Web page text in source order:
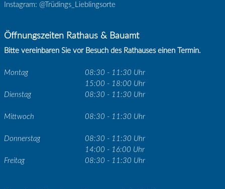
Instagram: @Trüdings_Lieblingsorte
Öffnungszeiten Rathaus & Bauamt
Bitte vereinbaren Sie vor Besuch des Rathauses einen Termin.
Montag
08:30 - 11:30 Uhr
15:00 - 18:00 Uhr
Dienstag
08:30 - 11:30 Uhr
Mittwoch 08:30 - 11:30 Uhr
Donnerstag
08:30 - 11:30 Uhr
14:00 - 16:00 Uhr
Freitag
08:30 - 11:30 Uhr